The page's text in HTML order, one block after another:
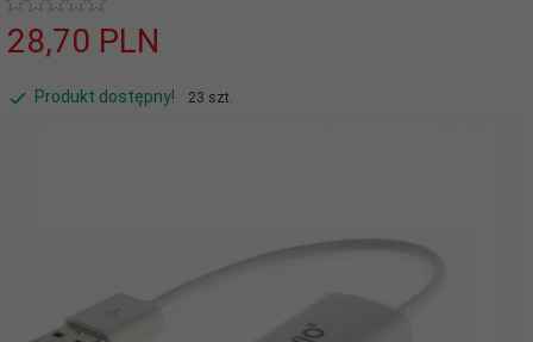
28,70 PLN
Produkt dostępny! 23 szt.